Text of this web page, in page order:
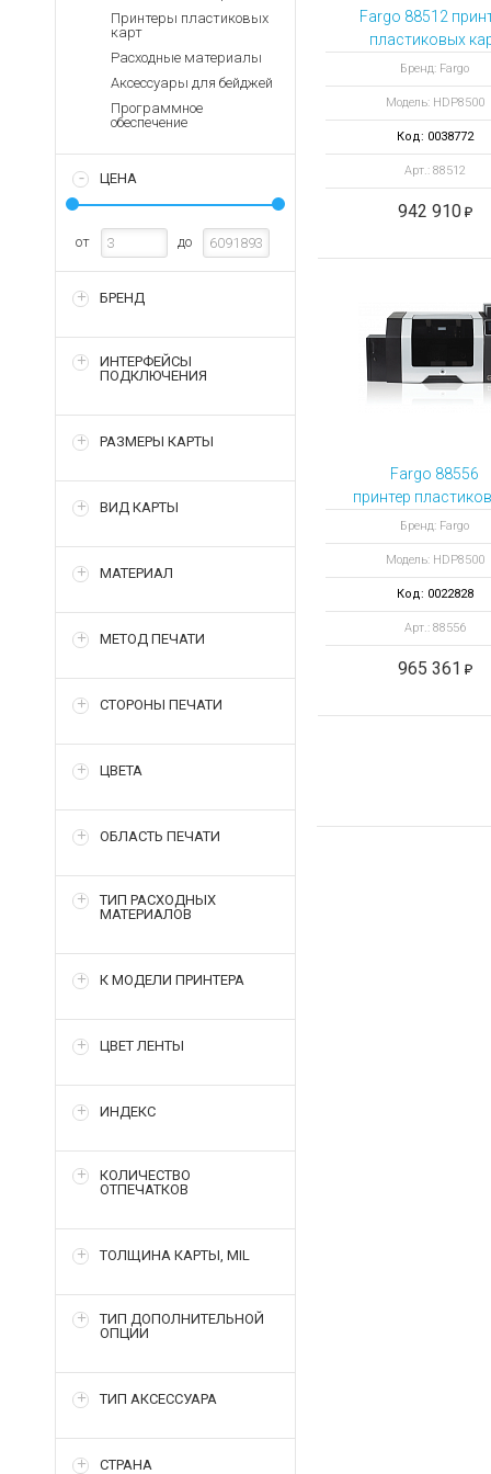
Запасные
Терминалы
оплаты
Зарядные устройства
Архивные товары
Принтеры пластиковых
карт
Расходные материалы
Аксессуары для бейджей
Программное
обеспечение
ЦЕНА
от до
БРЕНД
ИНТЕРФЕЙСЫ
ПОДКЛЮЧЕНИЯ
РАЗМЕРЫ КАРТЫ
ВИД КАРТЫ
МАТЕРИАЛ
МЕТОД ПЕЧАТИ
СТОРОНЫ ПЕЧАТИ
ЦВЕТА
ОБЛАСТЬ ПЕЧАТИ
ТИП РАСХОДНЫХ
МАТЕРИАЛОВ
К МОДЕЛИ ПРИНТЕРА
ЦВЕТ ЛЕНТЫ
ИНДЕКС
КОЛИЧЕСТВО
ОТПЕЧАТКОВ
ТОЛЩИНА КАРТЫ, MIL
ТИП ДОПОЛНИТЕЛЬНОЙ
ОПЦИИ
ТИП АКСЕССУАРА
СТРАНА
Fargo 88512
пластиковых
HDP8500 с
кодировкой
карт и 13.56
Бренд: Fargo
Модель: HDP8500
Код: 0038772
Арт.: 88512
942 910
Fargo 88556
принтер
Бренд: Fargo
Модель: HDP8500
Код: 0022828
Арт.: 88556
965 361